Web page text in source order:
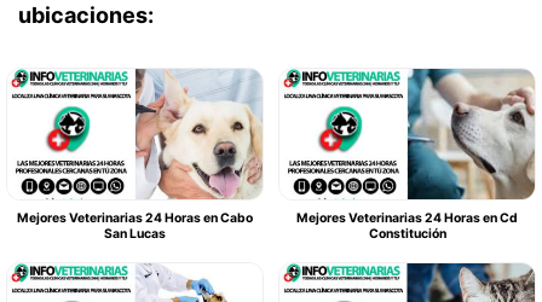
ubicaciones:
Mejores Veterinarias 24 Horas en Cabo
San Lucas
Mejores Veterinarias 24 Horas en Cd
Constitución